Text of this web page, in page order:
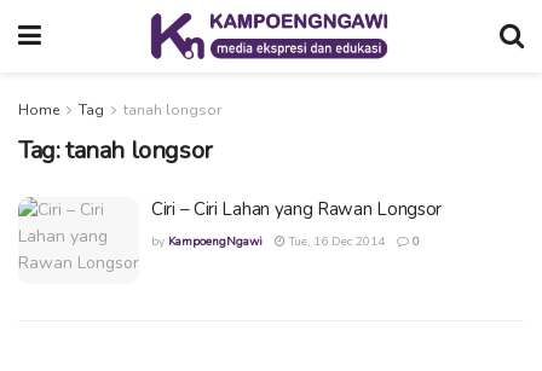
Home Tag tanah longsor
Tag:tanah longsor
Ciri – Ciri Lahan yang Rawan Longsor
by KampoengNgawi Tue, 16 Dec 2014 0